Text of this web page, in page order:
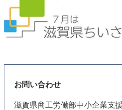
お問い合わせ
滋賀県商工労働部中小企業支